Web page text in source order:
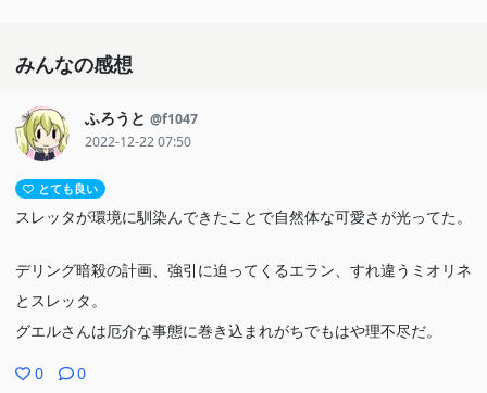
みんなの感想
ふろうと @f1047
2022-12-22 07:50
とても良い
スレッタが環境に馴染んできたことで自然体な可愛さが光ってた。
デリング暗殺の計画、強引に迫ってくるエラン、すれ違うミオリネ
とスレッタ。
グエルさんは厄介な事態に巻き込まれがちでもはや理不尽だ。
0 0